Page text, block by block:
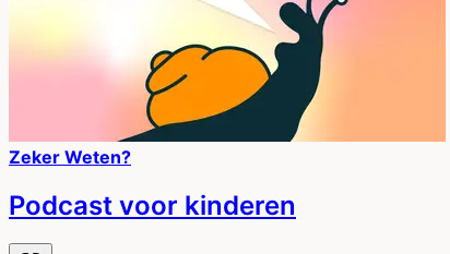
Zeker Weten?
Podcast voor kinderen